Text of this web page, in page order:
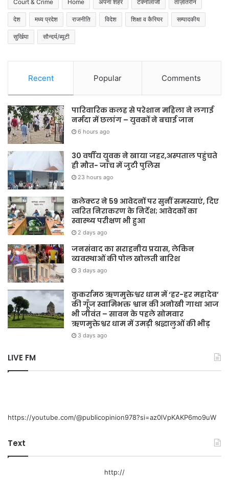
Court & Crime Home अपना शहर टेक्नोलॉजी ताज़ातरीन
देश मध्य प्रदेश राजनीति विदेश शिक्षा व कैरियर सम्पादकीय
सुर्खिया सौन्दर्य/ब्यूटी
Recent Popular Comments
पारिवारिक कलह से परेशान महिला ने लगाई
नर्मदा में छलांग – युवकों ने बचाई जान
6 hours ago
30 वर्षीय युवक ने खाया जहर,अस्पताल पहुंचते
ही मौत- जाँच में जुटी पुलिस
23 hours ago
कलेक्टर ने 59 आवेदनों पर सुनीं समस्याएं, दिए
त्वरित निराकरण के निर्देश; आवेदकों का
स्वास्थ्य परीक्षण भी हुआ
2 days ago
जनसंवाद का सराहनीय प्रयास, लेकिन
व्यवस्थाओं की पोल खोलती बारिश
3 days ago
कुकर्रामठ ऋणमुक्तेश्वर धाम में ‘हर-हर महादेव’
की गूँज स्वामिभक्त श्वान की अनोखी गाथा आज
भी जीवंत – सावन के पहले सोमवार
ऋणमुक्तेश्वर धाम में उमड़ी श्रद्धालुओं की भीड़
3 days ago
LIVE FM
https://youtube.com/@publicopinion978?si=az0lVpKAKP6mo9uW
Text
http://